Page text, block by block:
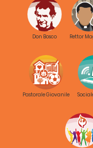
Anno: 2010
LE SCUOLE DI BANGKOK
Don Bosco Rettor
Pastorale Giovanile